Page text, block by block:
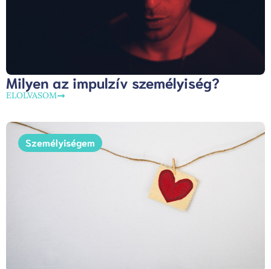
Milyen az impulzív személyiség?
ELOLVASOM
Személyiségem